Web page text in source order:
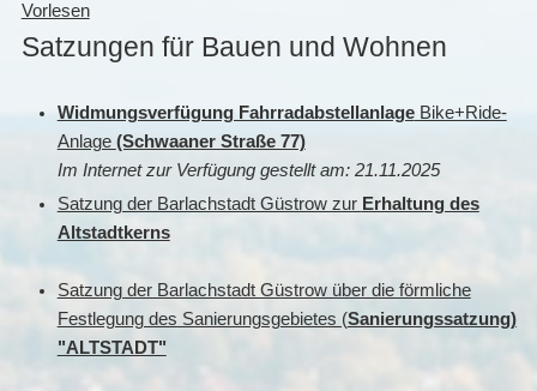
Vorlesen
Satzungen für Bauen und Wohnen
Widmungsverfügung FahrradabstellanlageBike+Ride-
Anlage (Schwaaner Straße 77)
Im Internet zur Verfügung gestellt am: 21.11.2025
Satzung der Barlachstadt Güstrow zur Erhaltung des
Altstadtkerns
Satzung der Barlachstadt Güstrow über die förmliche
Festlegung des Sanierungsgebietes (Sanierungssatzung)
"ALTSTADT"